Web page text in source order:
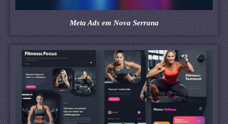
Meta Ads em Nova Serrana